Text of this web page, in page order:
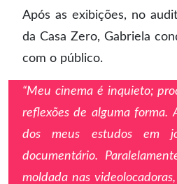
Após as exibições, no
da Casa Zero, Gabriela
com o público.
“Meu cinema é inquieto;
reflexões de alguma forma.
dos meus estudos em
documentário.
moldada nas